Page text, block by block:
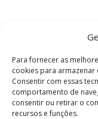
Para fornecer as
cookies para
Consentir com essas
comportamento de
consentir ou retirar o
recursos e funções.